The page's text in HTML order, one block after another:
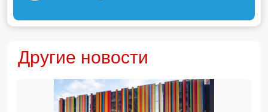
Другие новости